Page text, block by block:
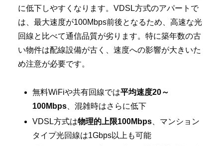
に低下しやすくなります。VDSL方式のアパートで
は、最大速度が100Mbps前後となるため、高速な光
回線と比べて通信品質が劣ります。特に築年数の古
い物件は配線設備が古く、速度への影響が大きいた
め注意が必要です。
無料WiFiや共有回線では平均速度20～
100Mbps 、混雑時はさらに低下
VDSL方式は物理的上限100Mbps 、マンション
タイプ光回線は1Gbps以上も可能